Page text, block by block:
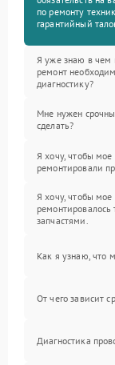
по ремонту
гарантийный
Я уже знаю в чем
ремонт
диагностику?
Мне нужен
сделать?
Я хочу, чтобы мое
ремонтировали
Я хочу, чтобы мое
запчастями.
Как я узнаю, что
От чего зависит
Диагностика